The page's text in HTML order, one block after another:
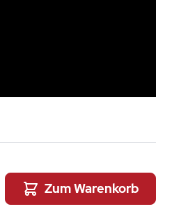
Zum Warenkorb